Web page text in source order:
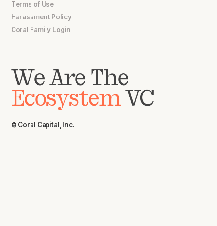
Terms of Use
Harassment Policy
Coral Family Login
We Are The
EcosystemVC
© Coral Capital, Inc.